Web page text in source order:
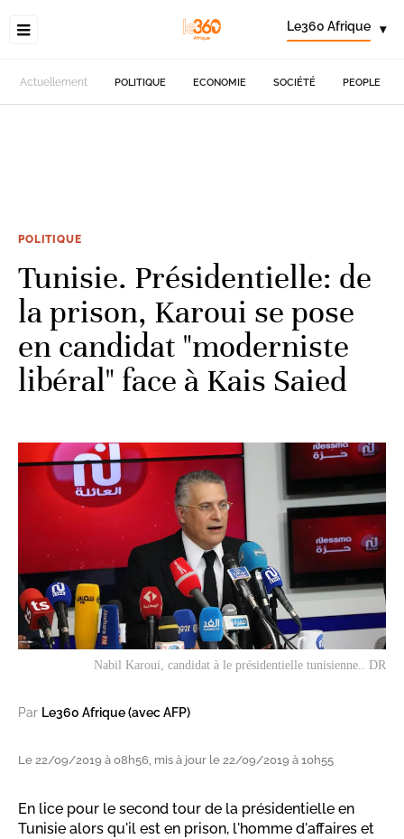
Le360 Afrique ▾
Actuellement POLITIQUE ECONOMIE SOCIÉTÉ PEOPLE
POLITIQUE
Tunisie. Présidentielle: de
la prison, Karoui se pose
en candidat "moderniste
libéral" face à Kais Saied
Nabil Karoui, candidat à le présidentielle tunisienne.. DR
Par Le360 Afrique (avec AFP)
Le 22/09/2019 à 08h56, mis à jour le 22/09/2019 à 10h55
En lice pour le second tour de la présidentielle en
Tunisie alors qu'il est en prison, l'homme d'affaires et